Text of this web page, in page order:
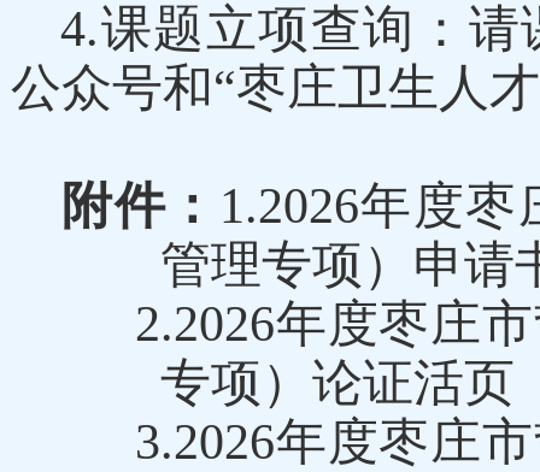
4.课题立项查询：
公众号和“枣庄卫生人
附件： 1.2026年度枣
管理专项）申请
2.2026年度枣庄
专项）论证活页
3.2026年度枣庄